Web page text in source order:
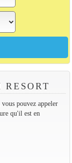
pouvez appeler
qu'il est en